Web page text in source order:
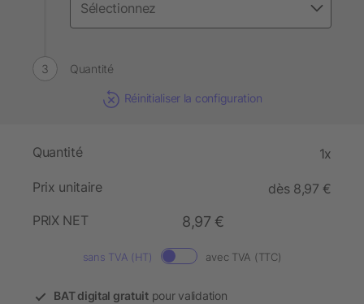
Quantité
Réinitialiser la configuration
Quantité 1x
Prix unitaire
dès 8,97 €
PRIX NET
8,97 €
sans TVA (HT) avec TVA (TTC)
BAT digital gratuitpour validation